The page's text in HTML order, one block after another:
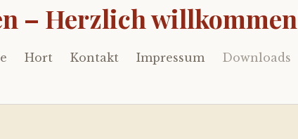
– Herzlich
Hort Kontakt Impressum Downloads